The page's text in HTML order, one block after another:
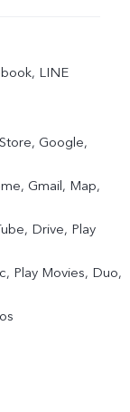
LINE
Google,
Gmail, Map,
Drive, Play
Play Movies, Duo,